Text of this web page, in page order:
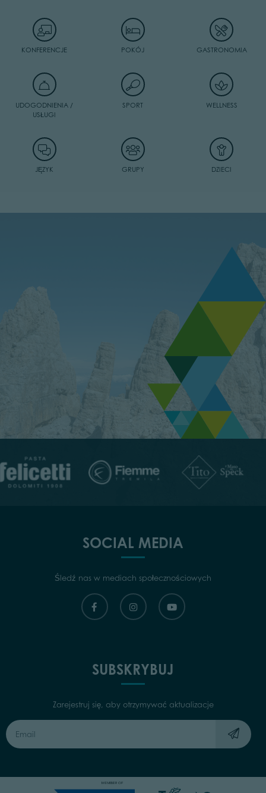
KONFERENCJE POKÓJ GASTRONOMIA
UDOGODNIENIA /
USŁUGI
SPORT WELLNESS
JĘZYK GRUPY DZIECI
SOCIAL MEDIA
Śledź nas w mediach społecznościowych
SUBSKRYBUJ
Zarejestruj się, aby otrzymywać aktualizacje